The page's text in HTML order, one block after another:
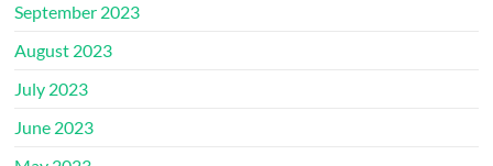
September 2023
August 2023
July 2023
June 2023